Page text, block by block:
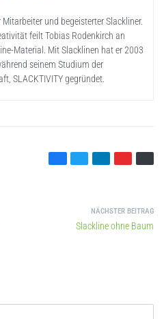
und begeisterter Slackliner.
feilt Tobias Rodenkirch an
Material. Mit Slacklinen hat er 2003
seinem Studium der
SLACKTIVITY gegründet.
NÄCHSTER BEITRAG
Slackline ohne Baum